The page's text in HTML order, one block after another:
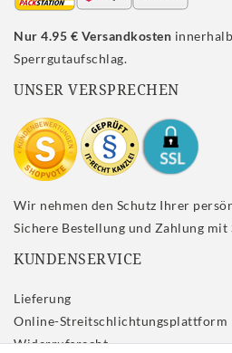
Nur 4.95 € Versandkosten
Sperrgutaufschlag.
UNSER VERSPRECHEN
Wir nehmen den Schutz Ihrer
Sichere Bestellung und Zahlung mit
KUNDENSERVICE
Lieferung
Online-Streitschlichtungsplattform
Widerrufs­recht